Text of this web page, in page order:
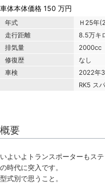
車体本体価格 150 万円
年式
Ｈ25年
走行距離
8.5万キ
排気量
2000cc
修復歴
なし
車検
2022年3
RK5 ス
概要
いよいよトランスポーターもス
の時代に突入です。
型式別で思うこと。